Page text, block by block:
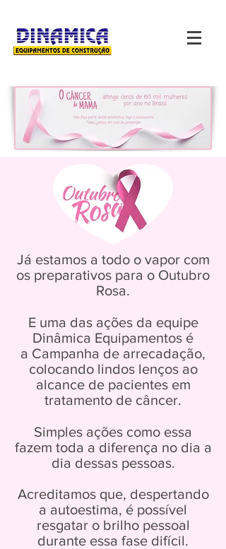
Já estamos a todo o vapor com
os preparativos para o Outubro
Rosa.
E uma das ações da equipe
Dinâmica Equipamentos é
a Campanha de arrecadação,
colocando lindos lenços ao
alcance de pacientes em
tratamento de câncer.
Simples ações como essa
fazem toda a diferença no dia a
dia dessas pessoas.
Acreditamos que, despertando
a autoestima, é possível
resgatar o brilho pessoal
durante essa fase difícil.